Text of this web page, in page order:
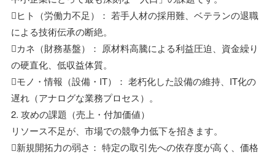
ヒト（労働力不足）： 若手人材の採用難、ベテランの退職
による技術伝承の断絶。
カネ（財務基盤）： 原材料高騰による利益圧迫、資金繰り
の硬直化、低収益体質。
モノ・情報（設備・IT）： 老朽化した設備の維持、IT化の
遅れ（アナログな業務プロセス）。
2. 攻めの課題（売上・付加価値）
リソース不足が、市場での競争力低下を招きます。
新規開拓力の弱さ： 特定の取引先への依存度が高く、価格